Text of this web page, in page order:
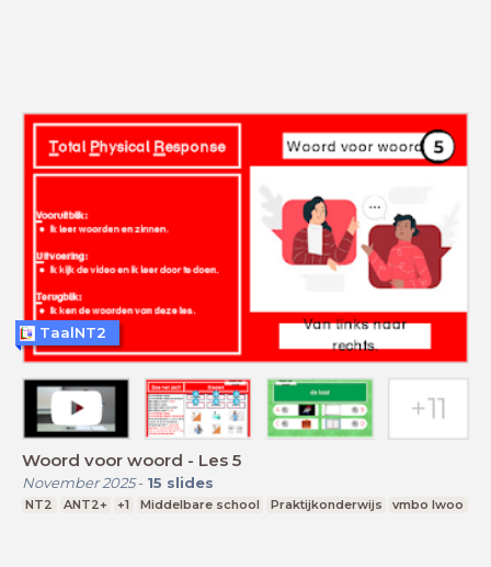
Woord voor woord - Les 5
November 2025- 15 slides
NT2 ANT2+ +1 Middelbare school Praktijkonderwijs vmbo lwoo
TaalNT2